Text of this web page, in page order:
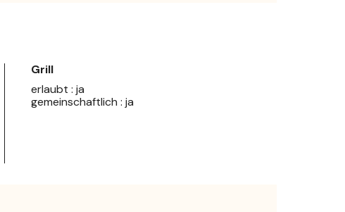
Grill
erlaubt : ja
gemeinschaftlich : ja